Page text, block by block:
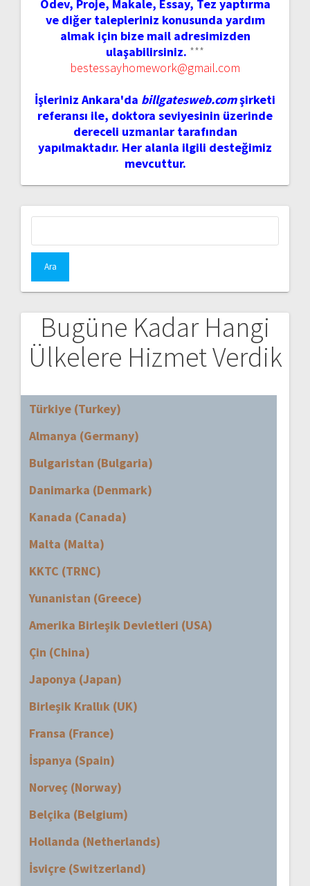
Ödev, Proje, Makale, Essay, Tez yaptırma
ve diğer talepleriniz konusunda yardım
almak için bize mail adresimizden
ulaşabilirsiniz. ***
bestessayhomework@gmail.com
İşleriniz Ankara'da billgatesweb.comşirketi
referansı ile, doktora seviyesinin üzerinde
dereceli uzmanlar tarafından
yapılmaktadır. Her alanla ilgili desteğimiz
mevcuttur.
Bugüne Kadar Hangi
Ülkelere Hizmet Verdik
Türkiye (Turkey)
Almanya (Germany)
Bulgaristan (Bulgaria)
Danimarka (Denmark)
Kanada (Canada)
Malta (Malta)
KKTC (TRNC)
Yunanistan (Greece)
Amerika Birleşik Devletleri (USA)
Çin (China)
Japonya (Japan)
Birleşik Krallık (UK)
Fransa (France)
İspanya (Spain)
Norveç (Norway)
Belçika (Belgium)
Hollanda (Netherlands)
İsviçre (Switzerland)